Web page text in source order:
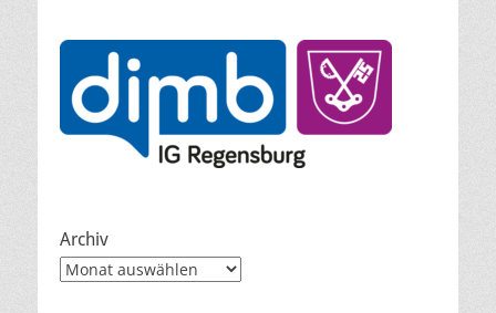
Archiv
Archiv